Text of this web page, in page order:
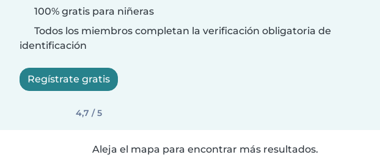
100% gratis para niñeras
Todos los miembros completan la verificación obligatoria de
identificación
Regístrate gratis
4,7 / 5
Aleja el mapa para encontrar más resultados.